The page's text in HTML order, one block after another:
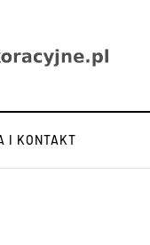
I KONTAKT